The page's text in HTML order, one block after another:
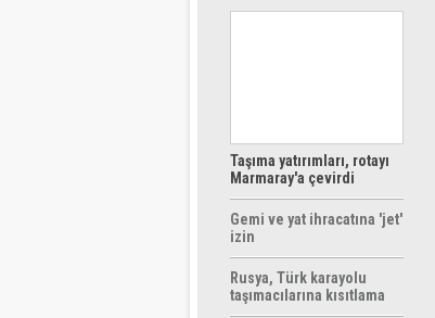
Taşıma yatırımları, rotayı
Marmaray'a çevirdi
Gemi ve yat ihracatına 'jet'
izin
Rusya, Türk karayolu
taşımacılarına kısıtlama
getirebilir